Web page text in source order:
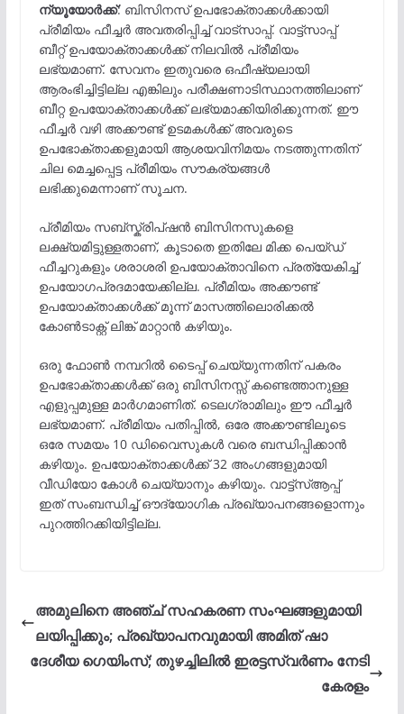
ന്യൂയോര്‍ക്ക്: ബിസിനസ് ഉപഭോക്താക്കള്‍ക്കായി
പ്രീമിയം ഫീച്ചര്‍ അവതരിപ്പിച്ച് വാട്‌സാപ്പ്. വാട്ട്സാപ്പ്
ബീറ്റ് ഉപയോക്താക്കൾക്ക് നിലവിൽ പ്രീമിയം
ലഭ്യമാണ്. സേവനം ഇതുവരെ ഒഫീഷ്യലായി
ആരംഭിച്ചിട്ടില്ല എങ്കിലും പരീക്ഷണാടിസ്ഥാനത്തിലാണ്
ബീറ്റ ഉപയോക്താക്കൾക്ക് ലഭ്യമാക്കിയിരിക്കുന്നത്. ഈ
ഫീച്ചർ വഴി അക്കൗണ്ട് ഉടമകള്‍ക്ക് അവരുടെ
ഉപഭോക്താക്കളുമായി ആശയവിനിമയം നടത്തുന്നതിന്
ചില മെച്ചപ്പെട്ട പ്രീമിയം സൗകര്യങ്ങള്‍
ലഭിക്കുമെന്നാണ് സൂചന.
പ്രീമിയം സബ്സ്ക്രിപ്ഷൻ ബിസിനസുകളെ
ലക്ഷ്യമിട്ടുള്ളതാണ്, കൂടാതെ ഇതിലേ മിക്ക പെയ്ഡ്
ഫീച്ചറുകളും ശരാശരി ഉപയോക്താവിനെ പ്രത്യേകിച്ച്
ഉപയോഗപ്രദമായേക്കില്ല. പ്രീമിയം അക്കൗണ്ട്
ഉപയോക്താക്കൾക്ക് മൂന്ന് മാസത്തിലൊരിക്കൽ
കോൺടാക്റ്റ് ലിങ്ക് മാറ്റാൻ കഴിയും.
ഒരു ഫോൺ നമ്പറിൽ ടൈപ്പ് ചെയ്യുന്നതിന് പകരം
ഉപഭോക്താക്കൾക്ക് ഒരു ബിസിനസ്സ് കണ്ടെത്താനുള്ള
എളുപ്പമുള്ള മാർഗമാണിത്. ടെലഗ്രാമിലും ഈ ഫീച്ചർ
ലഭ്യമാണ്. പ്രീമിയം പതിപ്പിൽ, ഒരേ അക്കൗണ്ടിലൂടെ
ഒരേ സമയം 10 ഡിവൈസുകൾ വരെ ബന്ധിപ്പിക്കാൻ
കഴിയും. ഉപയോക്താക്കൾക്ക് 32 അംഗങ്ങളുമായി
വീഡിയോ കോൾ ചെയ്യാനും കഴിയും. വാട്ട്സ്ആപ്പ്
ഇത് സംബന്ധിച്ച് ഔദ്യോഗിക പ്രഖ്യാപനങ്ങളൊന്നും
പുറത്തിറക്കിയിട്ടില്ല.
അമുലിനെ അഞ്ച് സഹകരണ സംഘങ്ങളുമായി
ലയിപ്പിക്കും; പ്രഖ്യാപനവുമായി അമിത് ഷാ
ദേശീയ ഗെയിംസ്; തുഴച്ചിലില്‍ ഇരട്ടസ്വര്‍ണം നേടി
കേരളം